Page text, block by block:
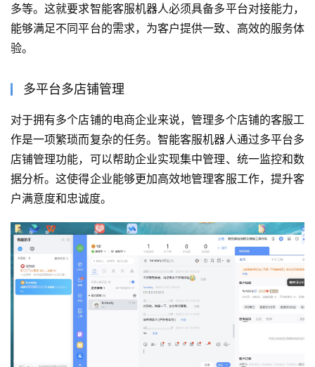
多等。这就要求智能客服机器人必须具备多平台对接能力，
能够满足不同平台的需求，为客户提供一致、高效的服务体
验。
多平台多店铺管理
对于拥有多个店铺的电商企业来说，管理多个店铺的客服工
作是一项繁琐而复杂的任务。智能客服机器人通过多平台多
店铺管理功能，可以帮助企业实现集中管理、统一监控和数
据分析。这使得企业能够更加高效地管理客服工作，提升客
户满意度和忠诚度。